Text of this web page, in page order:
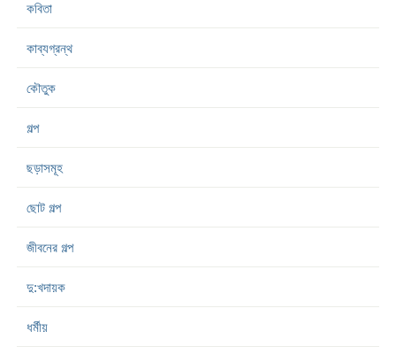
কবিতা
কাব্যগ্রন্থ
কৌতুক
গল্প
ছড়াসমূহ
ছোট গল্প
জীবনের গল্প
দু:খদায়ক
ধর্মীয়